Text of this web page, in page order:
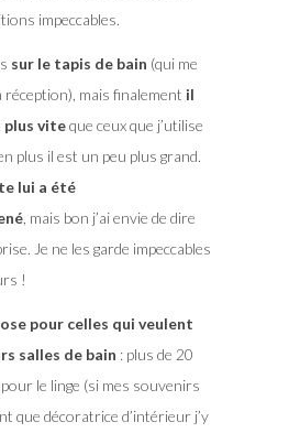
impeccables.
sur le tapis de bain (qui me
réception), mais finalement il
plus viteque ceux que j’utilise
plus il est un peu plus grand.
lui a été
, mais bon j’ai envie de dire
Je ne les garde impeccables
!
pour celles qui veulent
salles de bain : plus de 20
le linge (si mes souvenirs
que décoratrice d’intérieur j’y